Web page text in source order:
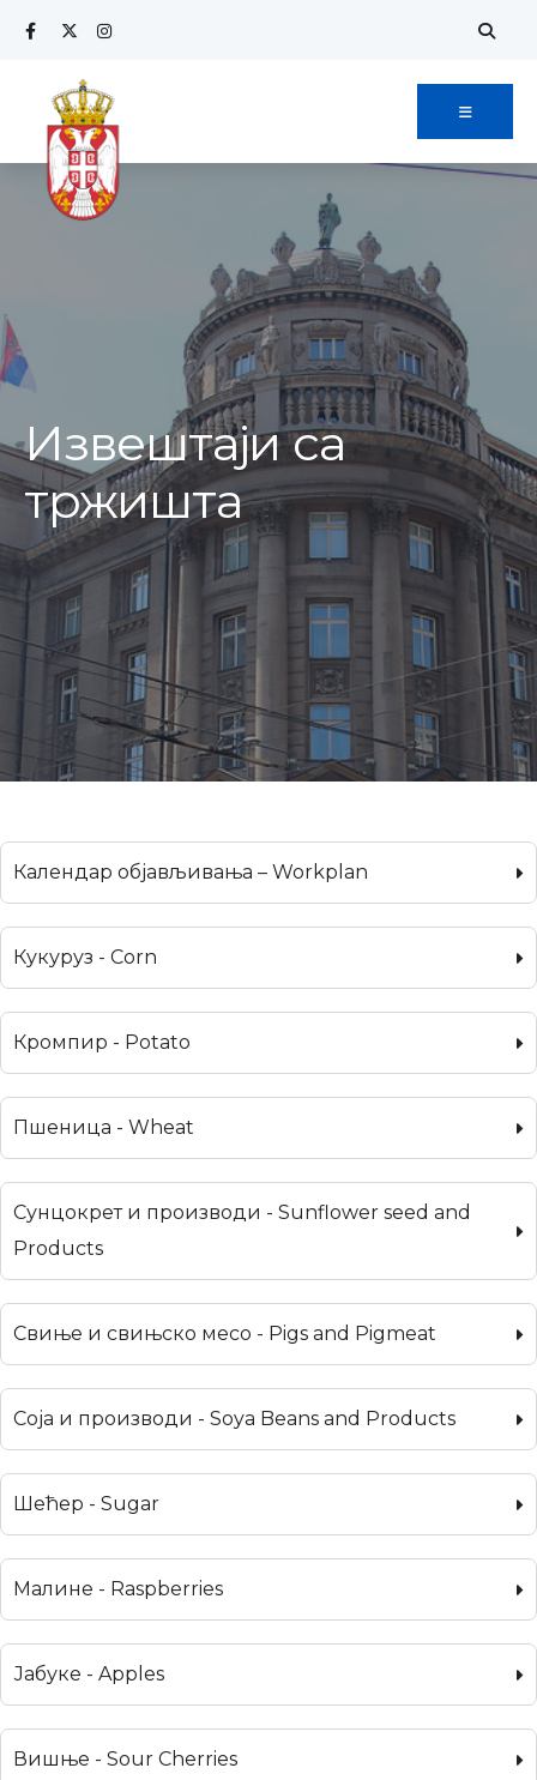
Извештаји са
тржишта
Календар објављивања – Workplan
Кукуруз - Corn
Кромпир - Potato
Пшеница - Wheat
Сунцокрет и производи - Sunflower seed and
Products
Свиње и свињско месо - Pigs and Pigmeat
Соја и производи - Soya Beans and Products
Шећер - Sugar
Малине - Raspberries
Јабуке - Apples
Вишње - Sour Cherries